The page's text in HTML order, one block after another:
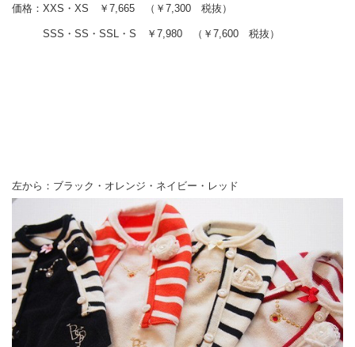
価格：XXS・XS ￥7,665 （￥7,300 税抜）
SSS・SS・SSL・S ￥7,980 （￥7,600 税抜）
左から：ブラック・オレンジ・ネイビー・レッド